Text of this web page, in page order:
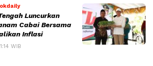
Luncurkan
Cabai Bersama
Inflasi
WIB